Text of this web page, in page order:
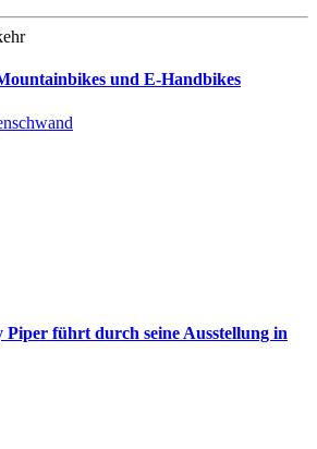
und E-Handbikes
führt durch seine Ausstellung in